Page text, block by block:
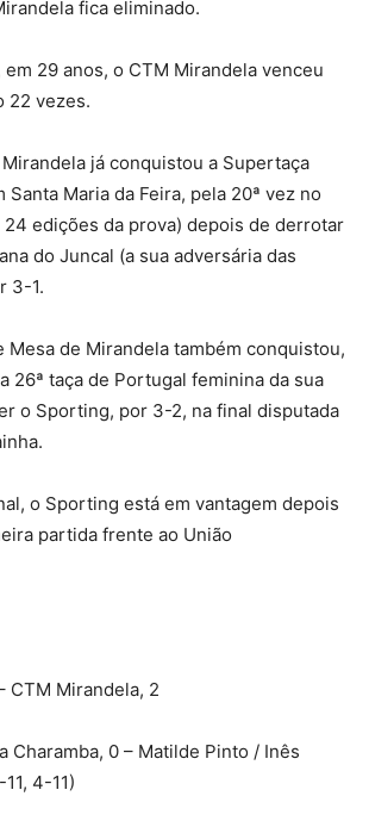
fica eliminado.
29 anos, o CTM Mirandela venceu
22 vezes.
já conquistou a Supertaça
Santa Maria da Feira, pela 20ª vez no
edições da prova) depois de derrotar
do Juncal (a sua adversária das
3-1.
Mesa de Mirandela também conquistou,
26ª taça de Portugal feminina da sua
o Sporting, por 3-2, na final disputada
o Sporting está em vantagem depois
partida frente ao União
CTM Mirandela, 2
Charamba, 0 – Matilde Pinto / Inês
4-11)